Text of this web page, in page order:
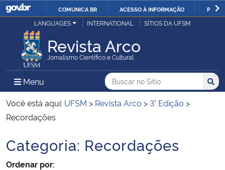
IR
O
COMUNICA BR ACESSO À INFORMAÇÃO
Ministério da Justiça e Segurança Pública
Ministério da Defesa
Ministério das Relações Exteriores
Ministério da Infraestrutura
LANGUAGES INTERNATIONAL SÍTIOS DA UFSM
Revista Arco
Jornalismo Científico e Cultural
Menu Menu Principal do Sítio
Busca
Buscar no no Sítio
Busca:
Você está aqui: UFSM > Revista Arco > 3° Edição >
Recordações
Início do conteúdo
Categoria: Recordações
Ordenar por: